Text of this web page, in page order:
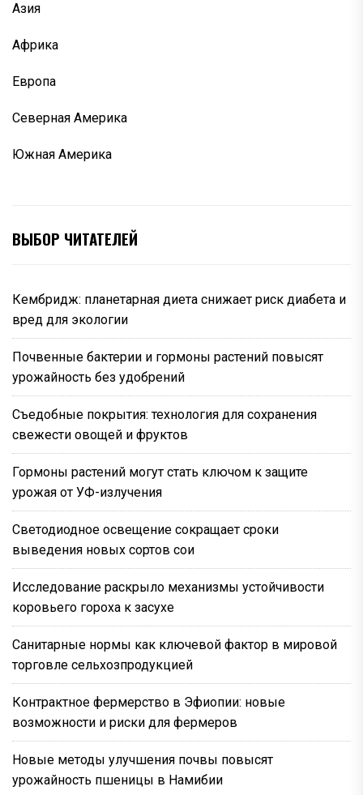
Азия
Африка
Европа
Северная Америка
Южная Америка
ВЫБОР ЧИТАТЕЛЕЙ
Кембридж: планетарная диета снижает риск диабета и
вред для экологии
Почвенные бактерии и гормоны растений повысят
урожайность без удобрений
Съедобные покрытия: технология для сохранения
свежести овощей и фруктов
Гормоны растений могут стать ключом к защите
урожая от УФ-излучения
Светодиодное освещение сокращает сроки
выведения новых сортов сои
Исследование раскрыло механизмы устойчивости
коровьего гороха к засухе
Санитарные нормы как ключевой фактор в мировой
торговле сельхозпродукцией
Контрактное фермерство в Эфиопии: новые
возможности и риски для фермеров
Новые методы улучшения почвы повысят
урожайность пшеницы в Намибии